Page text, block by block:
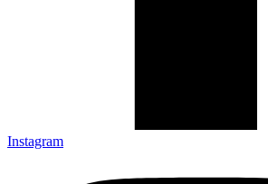
Instagram